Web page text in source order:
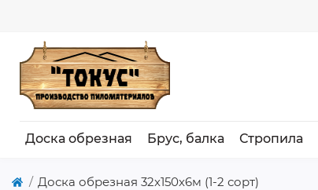
Доска обрезная Брус, балка Стропила
Доска обрезная 32х150х6м (1-2 сорт)